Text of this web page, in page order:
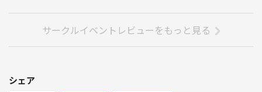
る」を元に怪談の先にある何かを発見するのが目標。また、英・独・仏
語が使えるマルチリンガルとして世界中の怪談フリーク達と繋がり、よ
～注意事項～
サークルイベントレビューをもっと見る
シェア